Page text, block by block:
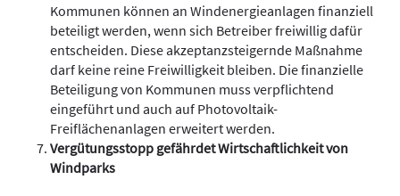
Kommunen können an Windenergieanlagen finanziell
beteiligt werden, wenn sich Betreiber freiwillig dafür
entscheiden. Diese akzeptanzsteigernde Maßnahme
darf keine reine Freiwilligkeit bleiben. Die finanzielle
Beteiligung von Kommunen muss verpflichtend
eingeführt und auch auf Photovoltaik-
Freiflächenanlagen erweitert werden.
Vergütungsstopp gefährdet Wirtschaftlichkeit von
Windparks